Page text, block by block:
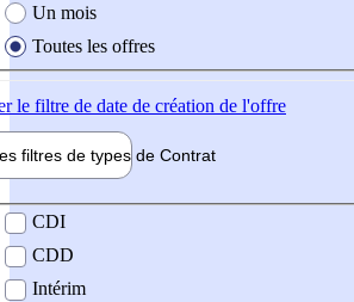
Un mois
Toutes les offres
le filtre de date de création de l'offre
filtres de types de Contrat
contrat
CDI
CDD
Intérim